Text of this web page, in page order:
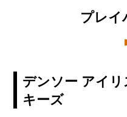
プレイ
デンソー アイ
キーズ